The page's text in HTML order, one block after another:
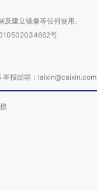
建立镜像等任何使用。
号
报邮箱：laixin@caixin.com